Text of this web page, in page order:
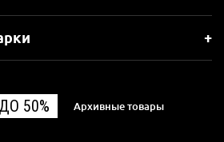
50% Архивные товары